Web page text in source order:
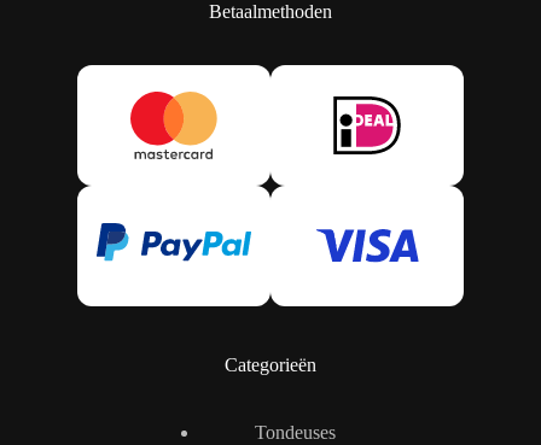
Betaalmethoden
Categorieën
Tondeuses